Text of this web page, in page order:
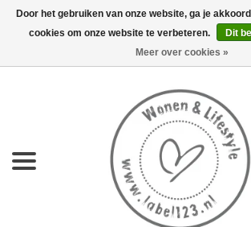
KEUKEN
Door het gebruiken van onze website, ga je
cookies om onze website te verbeteren.
Dit
Meer over cookies »